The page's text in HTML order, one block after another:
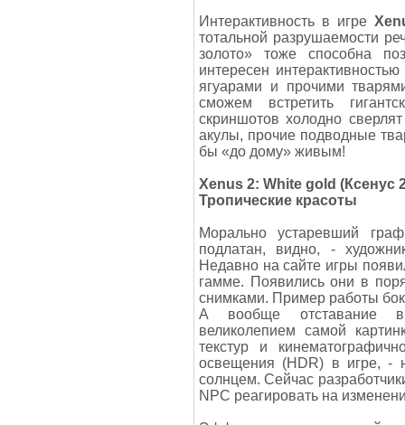
Интерактивность в игре
тотальной разрушаемости
золото» тоже способна
интересен
ягуарами и прочими
сможем встретить
скриншотов холодно
акулы, прочие подводные
бы «до дому» живым!
Xenus 2: White gold (Ксенус
Тропические красоты
Морально устаревший
подлатан, видно, -
Недавно на сайте игры
гамме. Появились они в
снимками. Пример работы бок
А вообще отставание в
великолепием самой
текстур и
освещения (HDR) в игре, -
солнцем. Сейчас
NPC реагировать на